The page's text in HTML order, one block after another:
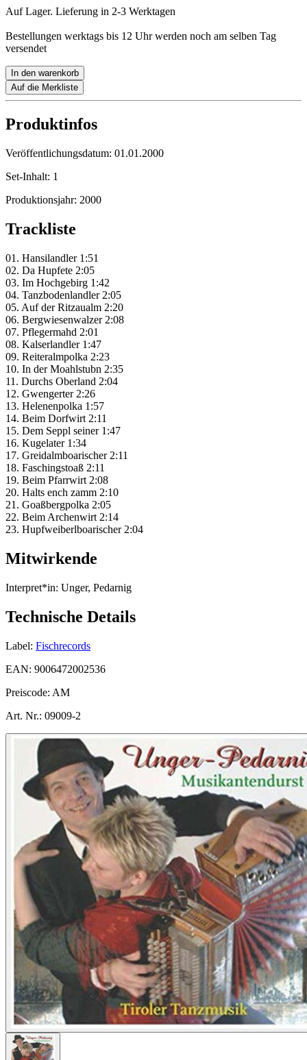
Auf Lager. Lieferung in 2-3 Werktagen
Bestellungen werktags bis 12 Uhr werden noch am selben Tag
versendet
In den warenkorb
Auf die Merkliste
Produktinfos
Veröffentlichungsdatum: 01.01.2000
Set-Inhalt: 1
Produktionsjahr: 2000
Trackliste
01. Hansilandler 1:51
02. Da Hupfete 2:05
03. Im Hochgebirg 1:42
04. Tanzbodenlandler 2:05
05. Auf der Ritzaualm 2:20
06. Bergwiesenwalzer 2:08
07. Pflegermahd 2:01
08. Kalserlandler 1:47
09. Reiteralmpolka 2:23
10. In der Moahlstubn 2:35
11. Durchs Oberland 2:04
12. Gwengerter 2:26
13. Helenenpolka 1:57
14. Beim Dorfwirt 2:11
15. Dem Seppl seiner 1:47
16. Kugelater 1:34
17. Greidalmboarischer 2:11
18. Faschingstoaß 2:11
19. Beim Pfarrwirt 2:08
20. Halts ench zamm 2:10
21. Goaßbergpolka 2:05
22. Beim Archenwirt 2:14
23. Hupfweiberlboarischer 2:04
Mitwirkende
Interpret*in: Unger, Pedarnig
Technische Details
Label: Fischrecords
EAN: 9006472002536
Preiscode: AM
Art. Nr.: 09009-2